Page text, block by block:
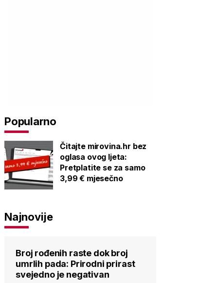
Popularno
Čitajte mirovina.hr bez
oglasa ovog ljeta:
Pretplatite se za samo
3,99 € mjesečno
Najnovije
Broj rođenih raste dok broj
umrlih pada: Prirodni prirast
svejedno je negativan